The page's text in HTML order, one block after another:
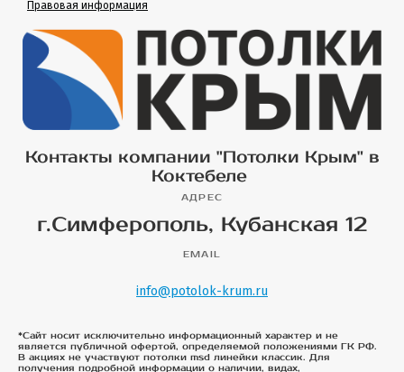
Правовая информация
Контакты компании "Потолки Крым" в
Коктебеле
АДРЕС
г.Симферополь, Кубанская 12
EMAIL
info@potolok-krum.ru
*Сайт носит исключительно информационный характер и не
является публичной офертой, определяемой положениями ГК РФ.
В акциях не участвуют потолки msd линейки классик. Для
получения подробной информации о наличии, видах,